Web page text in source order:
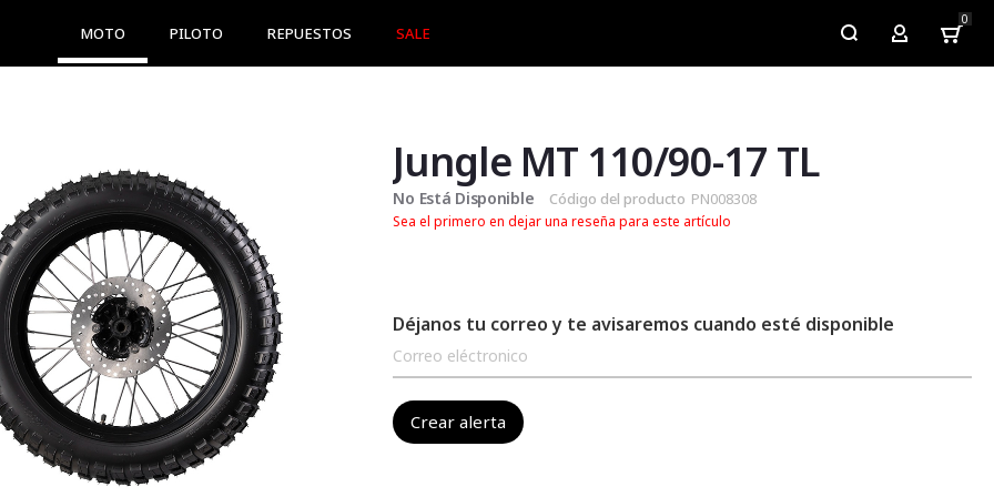
MOTO PILOTO REPUESTOS SALE My Account
0
Jungle MT 110/90-17 TL
No Está Disponible Código del producto PN008308
Sea el primero en dejar una reseña para este artículo
Déjanos tu correo y te avisaremos cuando esté disponible